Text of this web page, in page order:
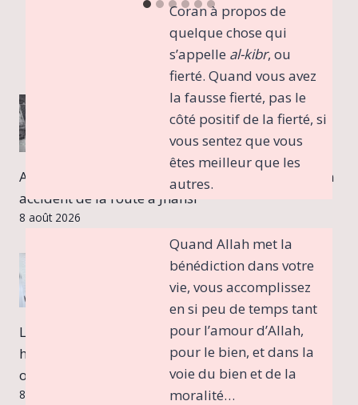
Coran à propos de
quelque chose qui
s’appelle al-kibr, ou
fierté. Quand vous avez
la fausse fierté, pas le
côté positif de la fierté, si
vous sentez que vous
êtes meilleur que les
autres.
Quand Allah met la
bénédiction dans votre
vie, vous accomplissez
en si peu de temps tant
pour l’amour d’Allah,
pour le bien, et dans la
voie du bien et de la
moralité…
Aban, le plus jeune fils d'Atiq Ahmad, tué dans un
accident de la route à Jhansi
8 août 2026
La police ordonne aux mosquées de retirer les
haut-parleurs dans certaines parties du Bengale
occidental
8 août 2026